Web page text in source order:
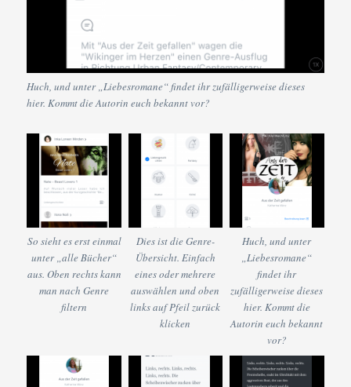
Huch, und unter „Liebesromane“ findet ihr zufälligerweise dieses
hier. Kommt die Autorin euch bekannt vor?
So sieht es erst einmal
unter „alle Bücher“
aus. Oben rechts kann
man nach Genre
filtern
Dies ist die Genre-
Übersicht. Einfach
eines oder mehrere
auswählen und oben
links auf Pfeil zurück
klicken
Huch, und unter
„Liebesromane“
findet ihr
zufälligerweise dieses
hier. Kommt die
Autorin euch bekannt
vor?